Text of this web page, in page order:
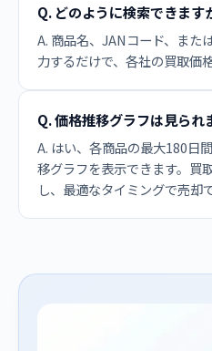
Q. どのように検索できます
A. 商品名、JANコード、また
力するだけで、各社の買取価
Q. 価格推移グラフは見られ
A. はい、各商品の最大180日
移グラフを表示できます。買
し、最適なタイミングで売却